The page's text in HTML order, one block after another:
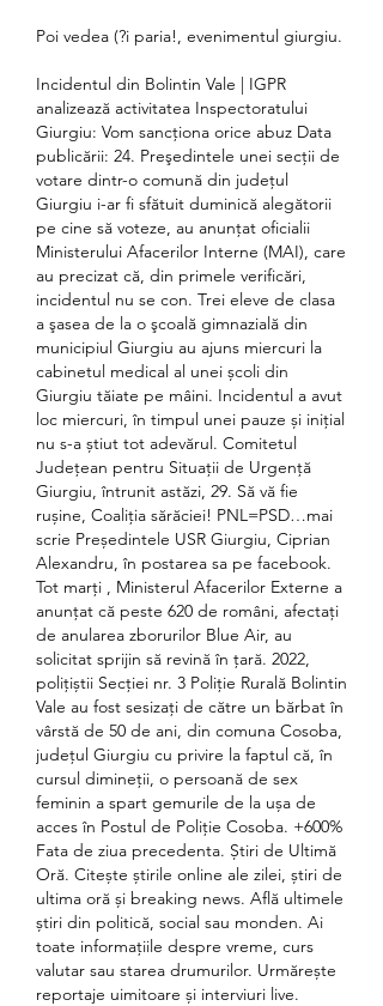
Poi vedea (?i paria!, evenimentul giurgiu.
Incidentul din Bolintin Vale | IGPR
analizează activitatea Inspectoratului
Giurgiu: Vom sancţiona orice abuz Data
publicării: 24. Preşedintele unei secţii de
votare dintr-o comună din judeţul
Giurgiu i-ar fi sfătuit duminică alegătorii
pe cine să voteze, au anunţat oficialii
Ministerului Afacerilor Interne (MAI), care
au precizat că, din primele verificări,
incidentul nu se con. Trei eleve de clasa
a şasea de la o şcoală gimnazială din
municipiul Giurgiu au ajuns miercuri la
cabinetul medical al unei școli din
Giurgiu tăiate pe mâini. Incidentul a avut
loc miercuri, în timpul unei pauze și inițial
nu s-a știut tot adevărul. Comitetul
Județean pentru Situații de Urgență
Giurgiu, întrunit astăzi, 29. Să vă fie
rușine, Coaliția sărăciei! PNL=PSD…mai
scrie Președintele USR Giurgiu, Ciprian
Alexandru, în postarea sa pe facebook.
Tot marți , Ministerul Afacerilor Externe a
anunţat că peste 620 de români, afectaţi
de anularea zborurilor Blue Air, au
solicitat sprijin să revină în ţară. 2022,
polițiștii Secției nr. 3 Poliție Rurală Bolintin
Vale au fost sesizați de către un bărbat în
vârstă de 50 de ani, din comuna Cosoba,
județul Giurgiu cu privire la faptul că, în
cursul dimineții, o persoană de sex
feminin a spart gemurile de la ușa de
acces în Postul de Poliție Cosoba. +600%
Fata de ziua precedenta. Știri de Ultimă
Oră. Citește știrile online ale zilei, știri de
ultima oră și breaking news. Află ultimele
știri din politică, social sau monden. Ai
toate informațiile despre vreme, curs
valutar sau starea drumurilor. Urmărește
reportaje uimitoare și interviuri live.